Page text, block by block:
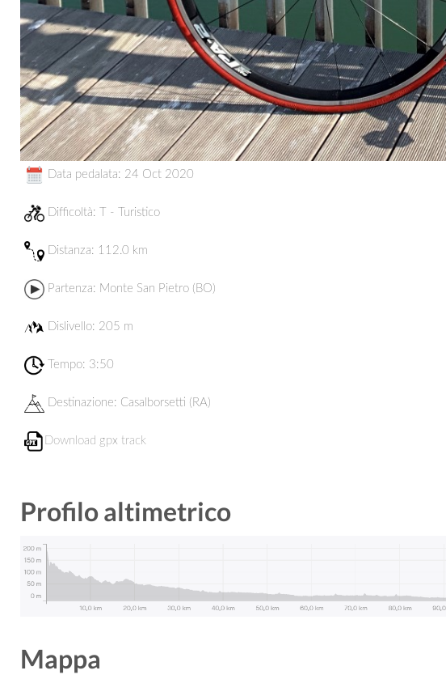
Data pedalata: 24 Oct 2020
Difficoltà: T - Turistico
Distanza: 112.0 km
Partenza: Monte San Pietro (BO)
Dislivello: 205 m
Tempo: 3:50
Destinazione: Casalborsetti (RA)
Download gpx track
Profilo altimetrico
Mappa